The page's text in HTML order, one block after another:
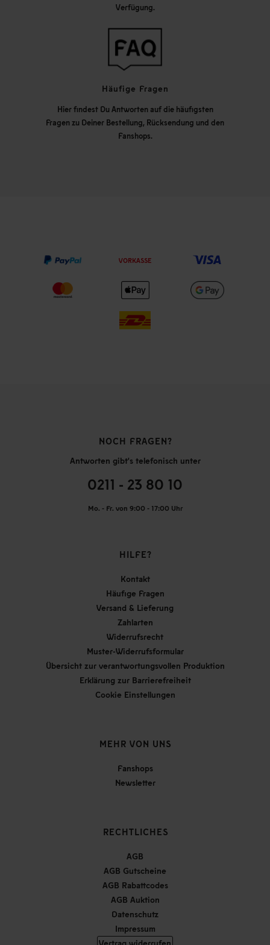
Verfügung.
Häufige Fragen
Hier findest Du Antworten auf die häufigsten
Fragen zu Deiner Bestellung, Rücksendung und den
Fanshops.
VORKASSE
NOCH FRAGEN?
Antworten gibt's telefonisch unter
0211 - 23 80 10
Mo. - Fr. von 9:00 - 17:00 Uhr
HILFE?
Kontakt
Häufige Fragen
Versand & Lieferung
Zahlarten
Widerrufsrecht
Muster-Widerrufsformular
Übersicht zur verantwortungsvollen Produktion
Erklärung zur Barrierefreiheit
Cookie Einstellungen
MEHR VON UNS
Fanshops
Newsletter
RECHTLICHES
AGB
AGB Gutscheine
AGB Rabattcodes
AGB Auktion
Datenschutz
Impressum
Vertrag widerrufen